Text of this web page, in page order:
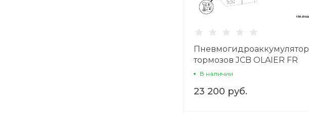
Пневмогидроаккумулятор
тормозов JCB OLAIER FR
В наличии
23 200 руб.